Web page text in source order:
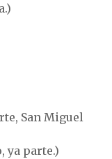
San Miguel
ya parte.)